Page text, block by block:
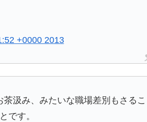
+0000 2013
汲み、みたいな職場差別もさるこ
です。